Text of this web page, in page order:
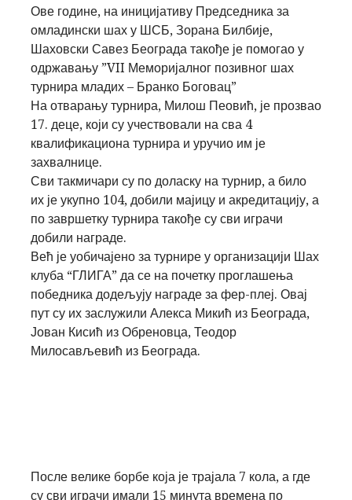
Ове године, на иницијативу Председника за
омладински шах у ШСБ, Зорана Билбије,
Шаховски Савез Београда такође је помогао у
одржавању ”VII Меморијалног позивног шах
турнира младих – Бранко Боговац”
На отварању турнира, Милош Пеовић, је прозвао
17. деце, који су учествовали на сва 4
квалификациона турнира и уручио им је
захвалнице.
Сви такмичари су по доласку на турнир, а било
их је укупно 104, добили мајицу и акредитацију, а
по завршетку турнира такође су сви играчи
добили награде.
Већ је уобичајено за турнире у организацији Шах
клуба “ГЛИГА” да се на почетку проглашења
победника додељују награде за фер-плеј. Овај
пут су их заслужили Алекса Микић из Београда,
Јован Кисић из Обреновца, Теодор
Милосављевић из Београда.
После велике борбе која је трајала 7 кола, а где
су сви играчи имали 15 минута времена по